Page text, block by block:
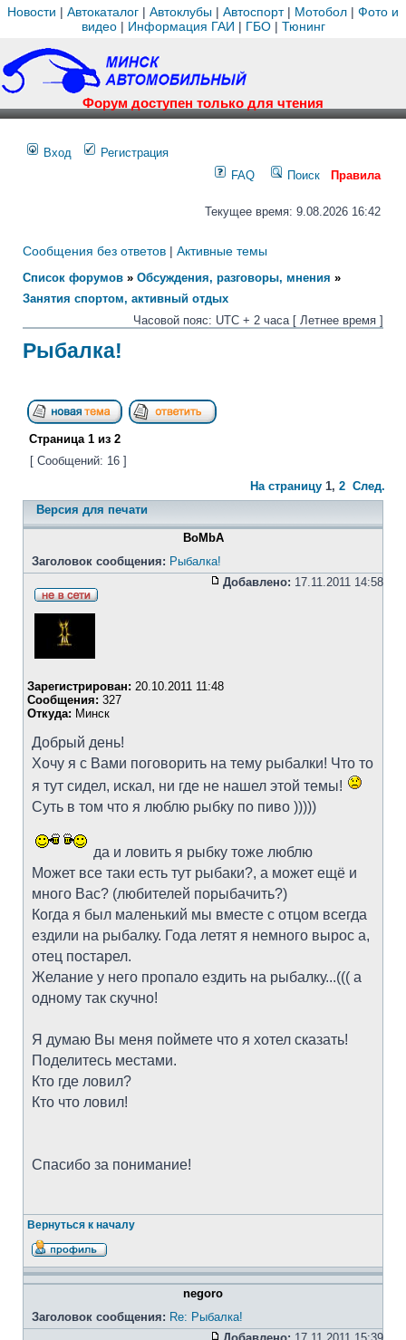
Новости | Автокаталог | Автоклубы | Автоспорт| Мотобол | Фото и
видео| Информация ГАИ | ГБО| Тюнинг
Форум доступен только для чтения
Вход
Регистрация
FAQ
Поиск Правила
Текущее время: 9.08.2026 16:42
Сообщения без ответов | Активные темы
Список форумов » Обсуждения, разговоры, мнения »
Занятия спортом, активный отдых
Часовой пояс: UTC + 2 часа [ Летнее время ]
Рыбалка!
Страница 1 из 2
[ Сообщений: 16 ]
На страницу 1, 2 След.
Версия для печати
BoMbA
Заголовок сообщения: Рыбалка!
Добавлено: 17.11.2011 14:58
Зарегистрирован: 20.10.2011 11:48
Сообщения: 327
Откуда: Минск
Добрый день!
Хочу я с Вами поговорить на тему рыбалки! Что то
я тут сидел, искал, ни где не нашел этой темы!
Суть в том что я люблю рыбку по пиво )))))
да и ловить я рыбку тоже люблю
Может все таки есть тут рыбаки?, а может ещё и
много Вас? (любителей порыбачить?)
Когда я был маленький мы вместе с отцом всегда
ездили на рыбалку. Года летят я немного вырос а,
отец постарел.
Желание у него пропало ездить на рыбалку...((( а
одному так скучно!
Я думаю Вы меня поймете что я хотел сказать!
Поделитесь местами.
Кто где ловил?
Кто что ловил!
Спасибо за понимание!
Вернуться к началу
negoro
Заголовок сообщения: Re: Рыбалка!